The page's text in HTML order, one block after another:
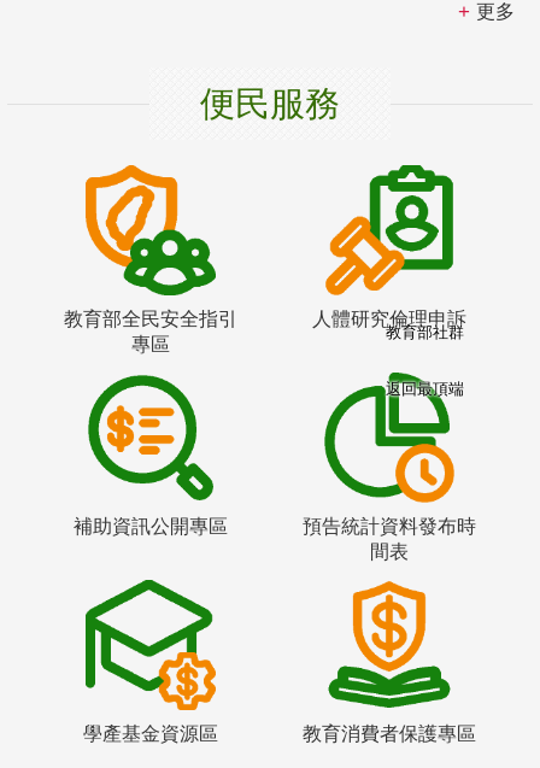
更多
便民服務
教育部全民安全指引
專區
人體研究倫理申訴
補助資訊公開專區
預告統計資料發布時
間表
學產基金資源區 教育消費者保護專區
教育部社群
返回最頂端